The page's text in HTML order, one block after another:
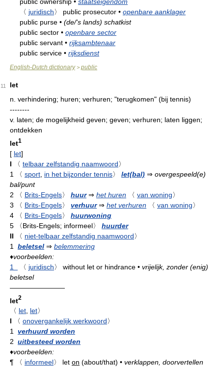
〈 juridisch〉 public prosecutor • openbare aanklager
public purse • (de/'s lands) schatkist
public sector • openbare sector
public servant • rijksambtenaar
public service • rijksdienst
English-Dutch dictionary> public
11
let
n. verhindering; huren; verhuren; "terugkomen" (bij tennis)
--------
v. laten; de mogelijkheid geven; geven; verhuren; laten liggen;
ontdekken
let1
[ let]
I
〈 telbaar zelfstandig naamwoord〉
1
〈 sport in het bijzonder tennis〉 let(bal) ⇒ overgespeeld(e)
bal/punt
2
〈 Brits-Engels〉 huur⇒ het huren 〈 van woning〉
3
〈 Brits-Engels〉 verhuur⇒ het verhuren 〈 van woning〉
4
〈 Brits-Engels〉
huurwoning
5
〈Brits-Engels; informeel〉
huurder
II
〈 niet-telbaar zelfstandig naamwoord〉
1
beletsel ⇒ belemmering
♦voorbeelden:
1
〈 juridisch〉 without let or hindrance • vrijelijk, zonder (enig)
beletsel
————————
let2
〈 let, let〉
I
〈 onovergankelijk werkwoord〉
1 verhuurd worden
2 uitbesteed worden
♦voorbeelden:
¶
〈 informeel〉 let on (about/that) • verklappen, doorvertellen